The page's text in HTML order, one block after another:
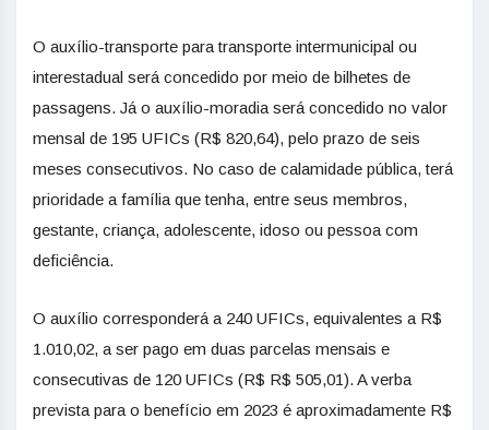
O auxílio-transporte para transporte intermunicipal ou
interestadual será concedido por meio de bilhetes de
passagens. Já o auxílio-moradia será concedido no valor
mensal de 195 UFICs (R$ 820,64), pelo prazo de seis
meses consecutivos. No caso de calamidade pública, terá
prioridade a família que tenha, entre seus membros,
gestante, criança, adolescente, idoso ou pessoa com
deficiência.
O auxílio corresponderá a 240 UFICs, equivalentes a R$
1.010,02, a ser pago em duas parcelas mensais e
consecutivas de 120 UFICs (R$ R$ 505,01). A verba
prevista para o benefício em 2023 é aproximadamente R$